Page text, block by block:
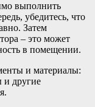
выполнить
убедитесь, что
Затем
– это может
в помещении.
и материалы:
и другие